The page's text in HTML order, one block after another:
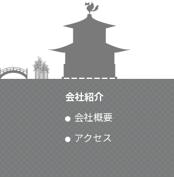
会社紹介
会社概要
アクセス